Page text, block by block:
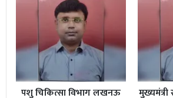
त्रिपाठी, गोपाल सिंह वैद्य, वरुण
कार्यकर्ता मौजूद रहे।
पशु चिकित्सा विभाग लखनऊ मुख्यमंत्री